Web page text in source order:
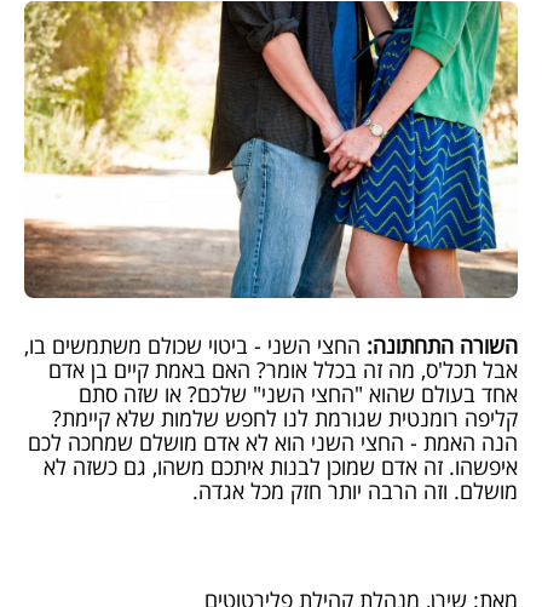
השורה התחתונה: החצי השני - ביטוי שכולם משתמשים בו,
אבל תכל'ס, מה זה בכלל אומר? האם באמת קיים בן אדם
אחד בעולם שהוא "החצי השני" שלכם? או שזה סתם
קליפה רומנטית שגורמת לנו לחפש שלמות שלא קיימת?
הנה האמת - החצי השני הוא לא אדם מושלם שמחכה לכם
איפשהו. זה אדם שמוכן לבנות איתכם משהו, גם כשזה לא
מושלם. וזה הרבה יותר חזק מכל אגדה.
מאת: שירן, מנהלת קהילת פלירטוטים